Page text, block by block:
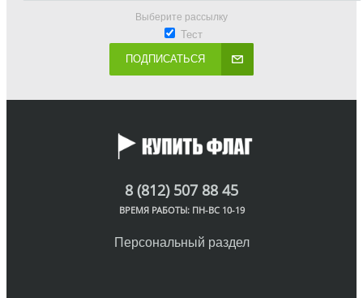
Выберите рассылку
Тест
ПОДПИСАТЬСЯ
8 (812) 507 88 45
ВРЕМЯ РАБОТЫ: ПН-ВС 10-19
Персональный раздел